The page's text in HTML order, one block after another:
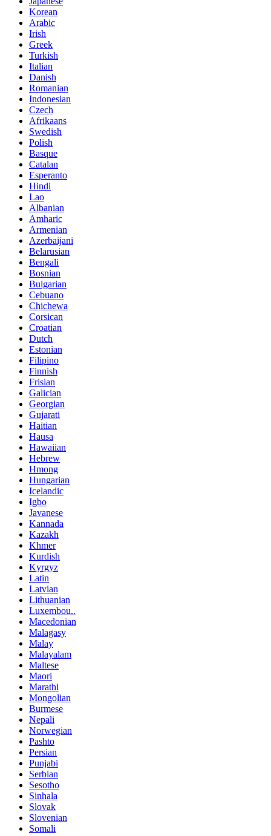
Korean
Arabic
Irish
Greek
Turkish
Italian
Danish
Romanian
Indonesian
Czech
Afrikaans
Swedish
Polish
Basque
Catalan
Esperanto
Hindi
Lao
Albanian
Amharic
Armenian
Azerbaijani
Belarusian
Bengali
Bosnian
Bulgarian
Cebuano
Chichewa
Corsican
Croatian
Dutch
Estonian
Filipino
Finnish
Frisian
Galician
Georgian
Gujarati
Haitian
Hausa
Hawaiian
Hebrew
Hmong
Hungarian
Icelandic
Igbo
Javanese
Kannada
Kazakh
Khmer
Kurdish
Kyrgyz
Latin
Latvian
Lithuanian
Luxembou..
Macedonian
Malagasy
Malay
Malayalam
Maltese
Maori
Marathi
Mongolian
Burmese
Nepali
Norwegian
Pashto
Persian
Punjabi
Serbian
Sesotho
Sinhala
Slovak
Slovenian
Somali